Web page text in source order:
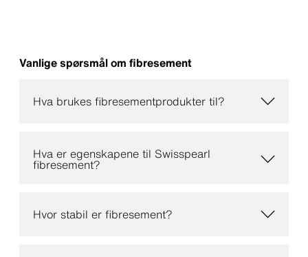
Vanlige spørsmål om fibresement
Hva brukes fibresementprodukter til?
Hva er egenskapene til Swisspearl
fibresement?
Hvor stabil er fibresement?